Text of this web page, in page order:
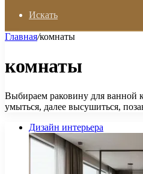
Искать
Главная/комнаты
комнаты
Выбираем раковину для ванной
умыться, далее высушиться,
Дизайн интерьера